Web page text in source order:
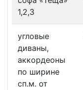
1,2,3
угловые
диваны,
аккордеоны
по ширине
сп.м. от